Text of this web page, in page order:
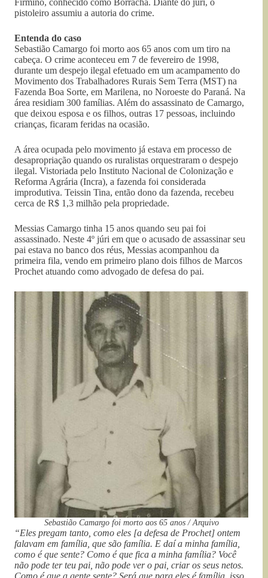
Firmino, conhecido como Borracha. Diante do júri, o
pistoleiro assumiu a autoria do crime.
Entenda do caso
Sebastião Camargo foi morto aos 65 anos com um tiro na
cabeça. O crime aconteceu em 7 de fevereiro de 1998,
durante um despejo ilegal efetuado em um acampamento do
Movimento dos Trabalhadores Rurais Sem Terra (MST) na
Fazenda Boa Sorte, em Marilena, no Noroeste do Paraná. Na
área residiam 300 famílias. Além do assassinato de Camargo,
que deixou esposa e os filhos, outras 17 pessoas, incluindo
crianças, ficaram feridas na ocasião.
A área ocupada pelo movimento já estava em processo de
desapropriação quando os ruralistas orquestraram o despejo
ilegal. Vistoriada pelo Instituto Nacional de Colonização e
Reforma Agrária (Incra), a fazenda foi considerada
improdutiva. Teissin Tina, então dono da fazenda, recebeu
cerca de R$ 1,3 milhão pela propriedade.
Messias Camargo tinha 15 anos quando seu pai foi
assassinado. Neste 4º júri em que o acusado de assassinar seu
pai estava no banco dos réus, Messias acompanhou da
primeira fila, vendo em primeiro plano dois filhos de Marcos
Prochet atuando como advogado de defesa do pai.
Sebastião Camargo foi morto aos 65 anos / Arquivo
“Eles pregam tanto, como eles [a defesa de Prochet] ontem
falavam em família, que são família. E daí a minha família,
como é que sente? Como é que fica a minha família? Você
não pode ter teu pai, não pode ver o pai, criar os seus netos.
Como é que a gente sente? Será que para eles é família, isso